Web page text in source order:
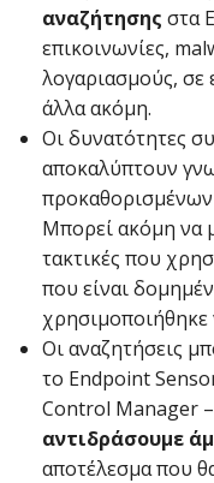
αναζήτησης στα
επικοινωνίες,
λογαριασμούς, σε
άλλα ακόμη.
Οι δυνατότητες
αποκαλύπτουν
Μπορεί ακόμη να
τακτικές που
που είναι
χρησιμοποιήθηκε
Οι αναζητήσεις
το Endpoint
Control Manager –
αντιδράσουμε
αποτέλεσμα που